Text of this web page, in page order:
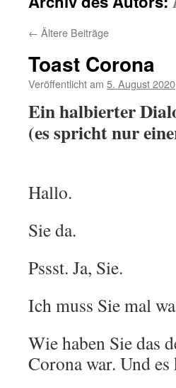
← Ältere Beiträge
Toast Corona
Veröffentlicht am 5. August 2020
Ein halbierter
(es spricht nur
Hallo.
Sie da.
Pssst. Ja, Sie.
Ich muss Sie mal
Wie haben Sie das
Corona war. Und